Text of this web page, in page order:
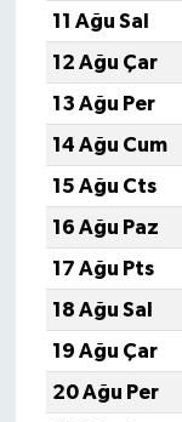
11 Ağu Sal
12 Ağu Çar
13 Ağu Per
14 Ağu Cum
15 Ağu Cts
16 Ağu Paz
17 Ağu Pts
18 Ağu Sal
19 Ağu Çar
20 Ağu Per